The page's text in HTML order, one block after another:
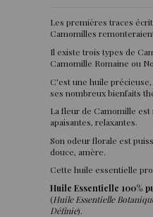
Les premières traces
Camomilles
Il existe trois types de
Camomille Romaine ou
C'est une huile
ses nombreux bienfaits
La fleur de Camomille
apaisantes, relaxantes.
Son odeur florale est
douce, amère.
Cette huile essentielle
Huile Essentielle 100%
(Huile Essentielle
Définie).